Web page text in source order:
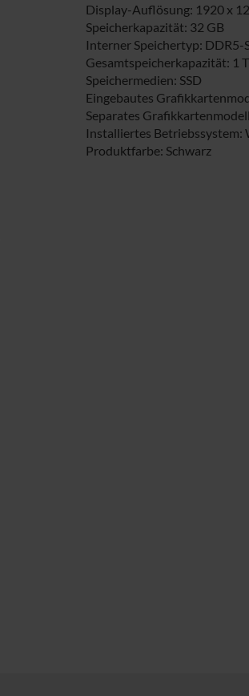
Display-Auflösung: 1920 x
Speicherkapazität: 32 GB
Interner Speichertyp: DDR5-
Gesamtspeicherkapazität: 1
Speichermedien: SSD
Eingebautes
Separates
Installiertes Betriebssystem:
Produktfarbe: Schwarz